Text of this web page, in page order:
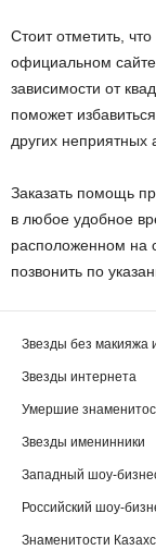
Стоит отметить,
официальном
зависимости от
поможет
других неприятных
Заказать помощь
в любое удобное
расположенном на
позвонить по
Звезды без макияжа
Звезды интернета
Умершие
Звезды именинники
Западный шоу-
Российский шоу-
Знаменитости